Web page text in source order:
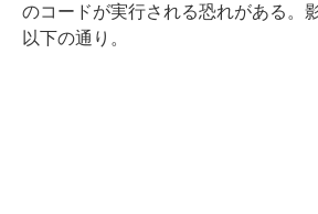
のコードが実行される恐れがある。
以下の通り。